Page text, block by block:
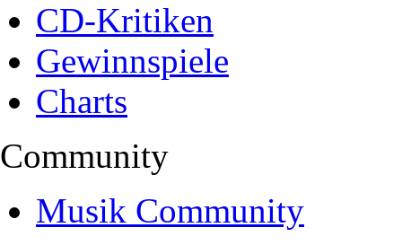
CD-Kritiken
Gewinnspiele
Charts
Community
Musik Community